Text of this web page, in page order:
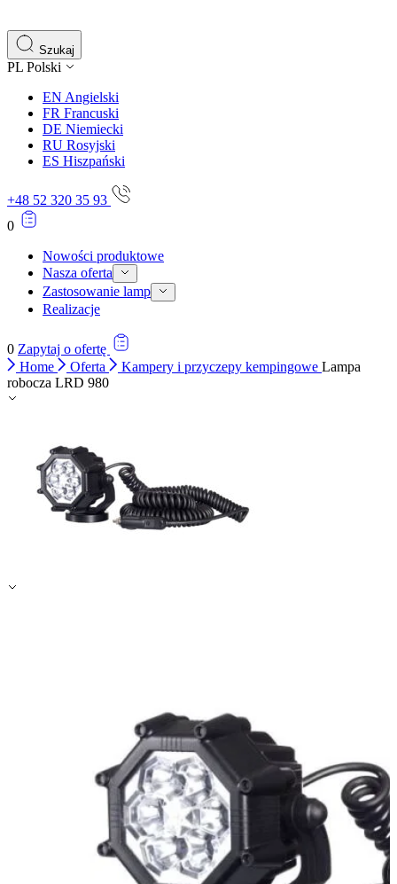
Szukaj
PL Polski
EN Angielski
FR Francuski
DE Niemiecki
RU Rosyjski
ES Hiszpański
+48 52 320 35 93
0
Nowości produktowe
Nasza oferta
Zastosowanie lamp
Realizacje
0 Zapytaj o ofertę
Home
Oferta Kampery i przyczepy kempingowe Lampa
robocza LRD 980
istotne i interesujące dla poszczególnych użytkowników
Nieklasyfikowane
Nieklasyfikowane pliki cookie, to pliki, które są w